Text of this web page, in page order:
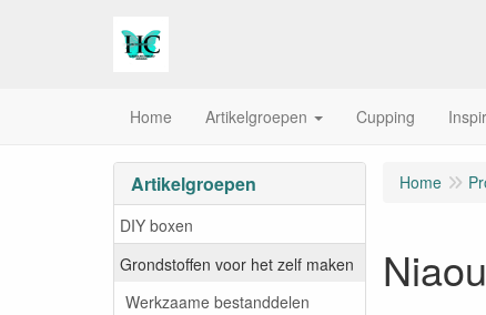
Home Artikelgroepen Cupping
Artikelgroepen
DIY boxen
Grondstoffen voor het zelf maken
Werkzaame bestanddelen
Home